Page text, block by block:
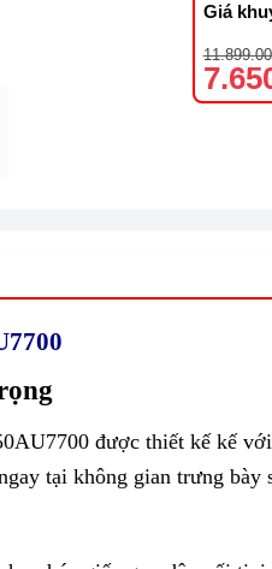
Giá
Giá
gốc
là:
Giá
hiện
tại
là:
được thiết kế kế
tại không gian trưng